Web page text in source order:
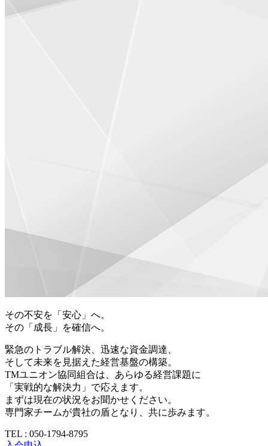
その不安を「安心」へ。
その「成長」を確信へ。
緊急のトラブル解決、迅速な資金調達、
そして未来を見据えた経営基盤の構築。
TMユニオン協同組合は、あらゆる経営課題に
「実戦的な解決力」で応えます。
まずは現在の状況をお聞かせください。
専門家チームが貴社の盾となり、共に歩みます。
TEL : 050-1794-8795